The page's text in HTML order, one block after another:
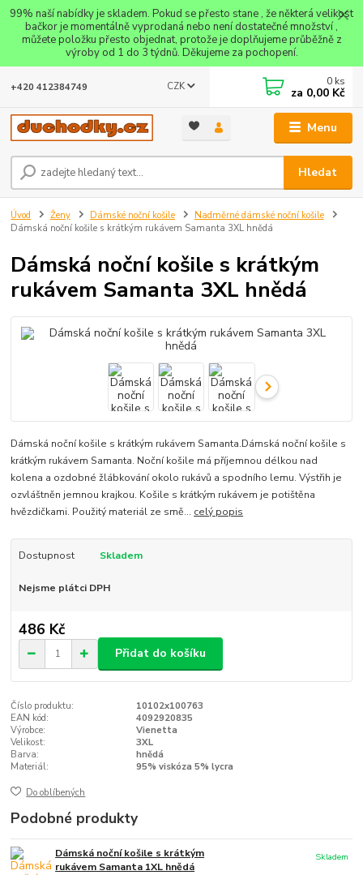
99% naší nabídky je skladem. Pokud se přesto stane , že některá velikost
bačkor je momentálně vyprodaná nebo není dostatečné množství ,
můžete položku přesto objednat, protože je doplňujeme průběžně z
výroby od 1 do 3 týdnů. Děkujeme za pochopení.
Menu
CZK
Hledat
+420 412384749 0 ks
za 0,00 Kč
Úvod Ženy Dámské noční košile
Nadměrné dámské noční košile
Dámská noční košile s krátkým rukávem Samanta 3XL hnědá
Dámská noční košile s krátkým
rukávem Samanta 3XL hnědá
Dámská noční košile s krátkým rukávem Samanta.Dámská noční košile s
krátkým rukávem Samanta. Noční košile má příjemnou délkou nad
kolena a ozdobné žlábkování okolo rukávů a spodního lemu. Výstřih je
ozvláštněn jemnou krajkou. Košile s krátkým rukávem je potištěna
hvězdičkami. Použitý materiál ze smě... celý popis
Dostupnost Skladem
Nejsme plátci DPH
486 Kč
Přidat do košíku
Číslo produktu:
10102x100763
EAN kód:
4092920835
Výrobce:
Vienetta
Velikost:
3XL
Barva:
hnědá
Materiál:
95% viskóza 5% lycra
Do oblíbených
Podobné produkty
Dámská noční košile s krátkým
rukávem Samanta 1XL hnědá
Skladem